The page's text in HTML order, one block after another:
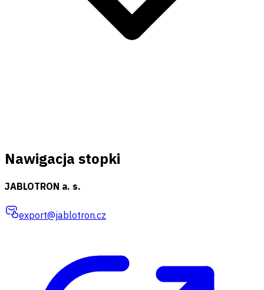
Nawigacja stopki
JABLOTRON a. s.
export@jablotron.cz